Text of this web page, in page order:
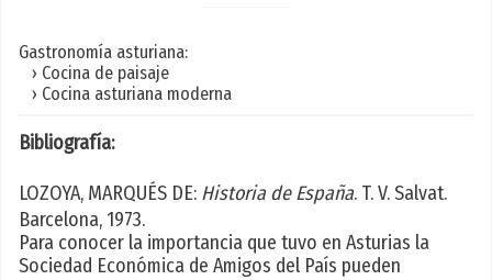
Gastronomía asturiana:
› Cocina de paisaje
› Cocina asturiana moderna
Bibliografía:
LOZOYA, MARQUÉS DE: Historia de España. T. V. Salvat.
Barcelona, 1973.
Para conocer la importancia que tuvo en Asturias la
Sociedad Económica de Amigos del País pueden